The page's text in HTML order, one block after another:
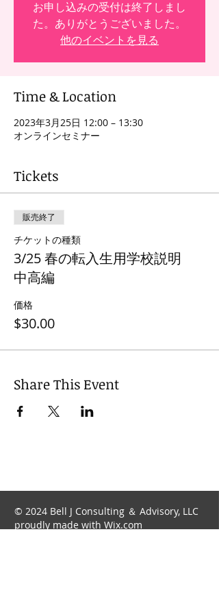
お申し込みの受付は終了しまし
た。ありがとうございました。
他のイベントを見る
Time & Location
2023年3月25日 12:00 – 13:30
オンラインセミナー
Tickets
販売終了
チケットの種類
3/25 春の転入生用学校説明
中高編
価格
$30.00
Share This Event
© 2024 Bell J Consulting ＆ Advisory, LLC
proudly made with Wix.com